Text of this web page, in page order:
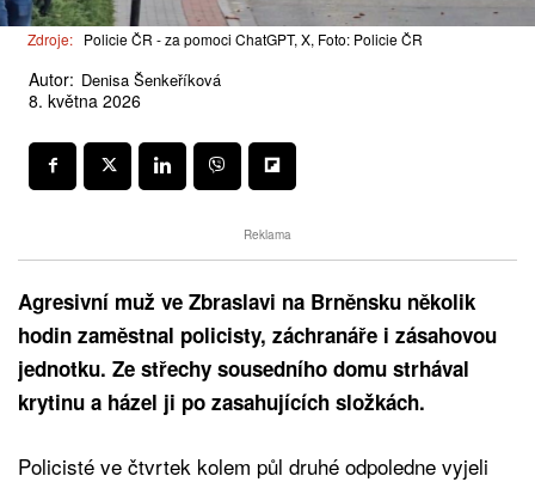
Zdroje: Policie ČR - za pomoci ChatGPT, X, Foto: Policie ČR
Autor: Denisa Šenkeříková
8. května 2026
Reklama
Agresivní muž ve Zbraslavi na Brněnsku několik
hodin zaměstnal policisty, záchranáře i zásahovou
jednotku. Ze střechy sousedního domu strhával
krytinu a házel ji po zasahujících složkách.
Policisté ve čtvrtek kolem půl druhé odpoledne vyjeli